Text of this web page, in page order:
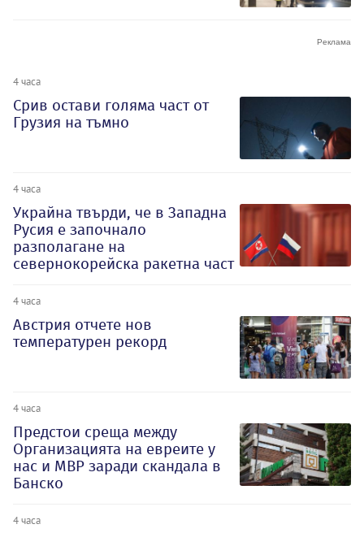
4 часа
Срив остави голяма част от
Грузия на тъмно
4 часа
Украйна твърди, че в Западна
Русия е започнало
разполагане на
севернокорейска ракетна част
4 часа
Австрия отчете нов
температурен рекорд
4 часа
Предстои среща между
Организацията на евреите у
нас и МВР заради скандала в
Банско
4 часа